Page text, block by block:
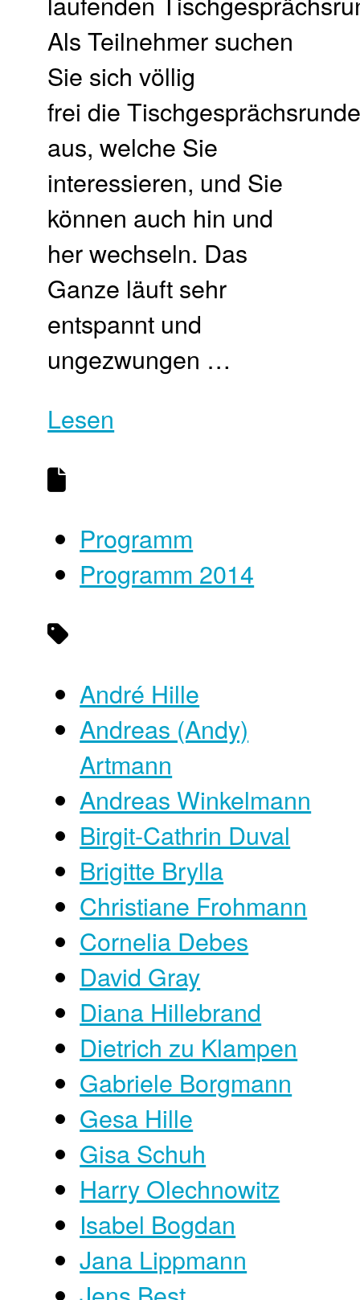
Als Teilnehmer suchen
Sie sich völlig
frei die
aus, welche Sie
interessieren, und Sie
können auch hin und
her wechseln. Das
Ganze läuft sehr
entspannt und
ungezwungen …
Lesen
Programm
Programm 2014
André Hille
Andreas (Andy)
Artmann
Andreas Winkelmann
Birgit-Cathrin Duval
Brigitte Brylla
Christiane Frohmann
Cornelia Debes
David Gray
Diana Hillebrand
Dietrich zu Klampen
Gabriele Borgmann
Gesa Hille
Gisa Schuh
Harry Olechnowitz
Isabel Bogdan
Jana Lippmann